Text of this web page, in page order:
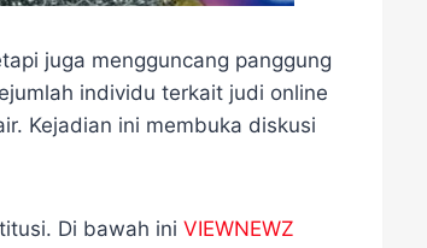
juga mengguncang panggung
individu terkait judi online
Kejadian ini membuka diskusi
Di bawah ini VIEWNEWZ